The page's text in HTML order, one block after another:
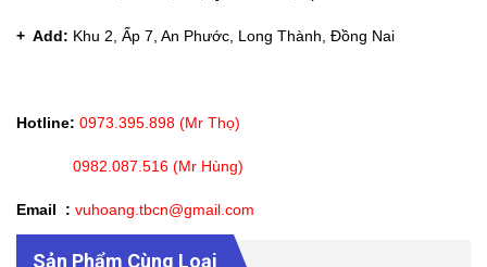
+ Add: Khu 2, Ấp 7, An Phước, Long Thành, Đồng Nai
Hotline: 0973.395.898 (Mr Thọ)
0982.087.516 (Mr Hùng)
Email : vuhoang.tbcn@gmail.com
Sản Phẩm Cùng Loại